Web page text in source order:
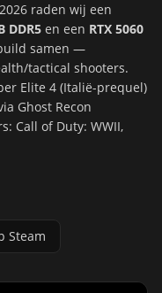
raden wij een
DDR5 en een RTX 5060
samen —
tactical shooters.
Elite 4 (Italië-prequel)
Ghost Recon
Call of Duty: WWII,
Steam